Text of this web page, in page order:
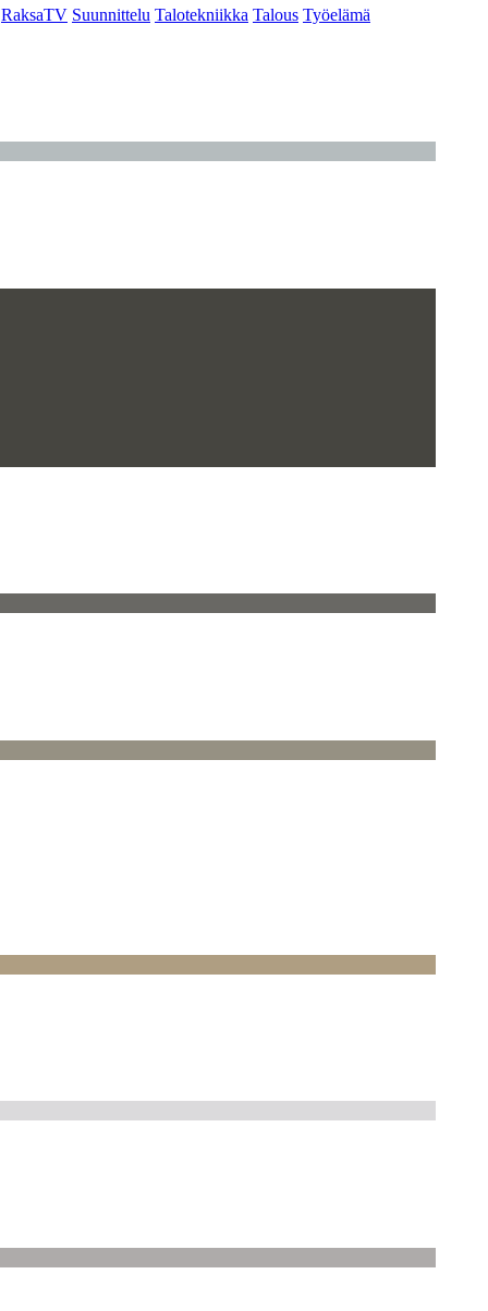
RaksaTV Suunnittelu Talotekniikka Talous Työelämä